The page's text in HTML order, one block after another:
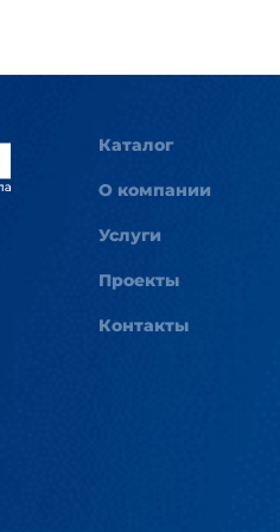
Каталог
О компании
Услуги
Проекты
Контакты